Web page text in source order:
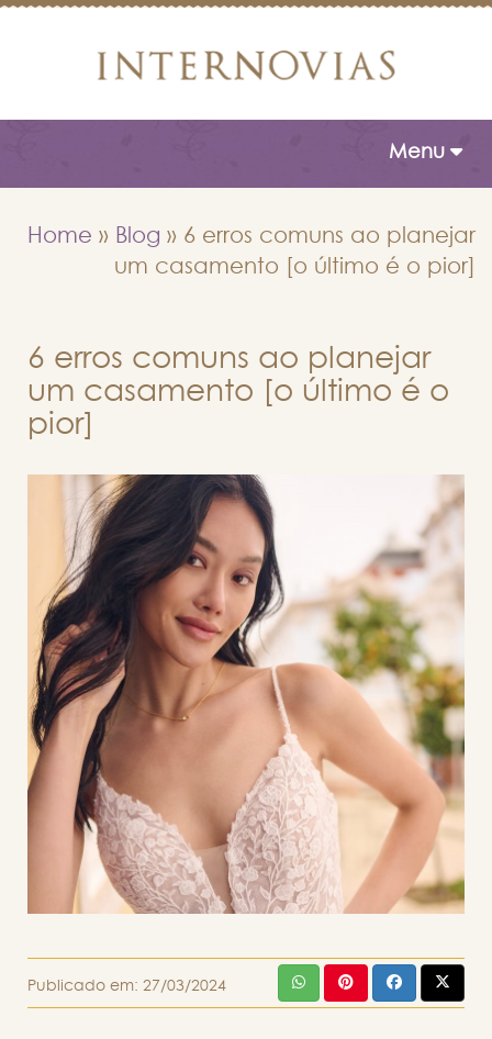
Toggle
Menu
Home » Blog » 6 erros comuns ao planejar
um casamento [o último é o pior]
6 erros comuns ao planejar
um casamento [o último é o
pior]
Publicado em: 27/03/2024